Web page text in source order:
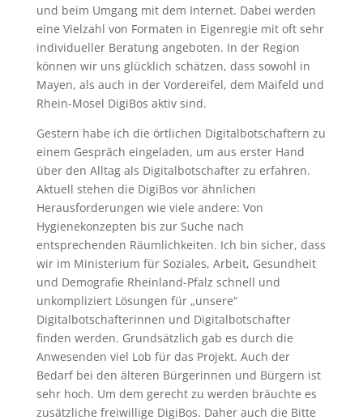
und beim Umgang mit dem Internet. Dabei werden
eine Vielzahl von Formaten in Eigenregie mit oft sehr
individueller Beratung angeboten. In der Region
können wir uns glücklich schätzen, dass sowohl in
Mayen, als auch in der Vordereifel, dem Maifeld und
Rhein-Mosel DigiBos aktiv sind.
Gestern habe ich die örtlichen Digitalbotschaftern zu
einem Gespräch eingeladen, um aus erster Hand
über den Alltag als Digitalbotschafter zu erfahren.
Aktuell stehen die DigiBos vor ähnlichen
Herausforderungen wie viele andere: Von
Hygienekonzepten bis zur Suche nach
entsprechenden Räumlichkeiten. Ich bin sicher, dass
wir im Ministerium für Soziales, Arbeit, Gesundheit
und Demografie Rheinland-Pfalz schnell und
unkompliziert Lösungen für „unsere“
Digitalbotschafterinnen und Digitalbotschafter
finden werden. Grundsätzlich gab es durch die
Anwesenden viel Lob für das Projekt. Auch der
Bedarf bei den älteren Bürgerinnen und Bürgern ist
sehr hoch. Um dem gerecht zu werden bräuchte es
zusätzliche freiwillige DigiBos. Daher auch die Bitte